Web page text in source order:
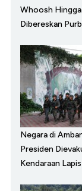
Whoosh
Dibereskan
Negara di
Presiden
Kendaraan